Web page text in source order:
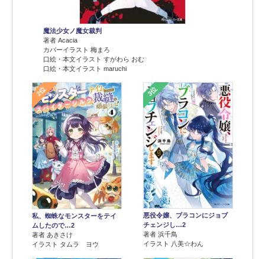
魔法少女ノ魔女裁判
著者 Acacia
カバーイラスト 梅まろ
口絵・本文イラスト すがわら おむ
口絵・本文イラスト maruchi
2位
私、蜘蛛なモンスターをテイ
ムしたので…2
著者 あきさけ
イラスト タムラ ヨウ
3位
悪役令嬢、ブラコンにジョブ
チェンジし…2
著者 浜千鳥
イラスト 八美☆わん